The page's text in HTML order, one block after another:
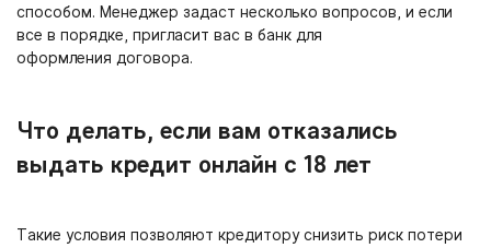
способом. Менеджер задаст несколько вопросов, и если
все в порядке, пригласит вас в банк для
оформления договора.
Что делать, если вам отказались
выдать кредит онлайн с 18 лет
Такие условия позволяют кредитору снизить риск потери